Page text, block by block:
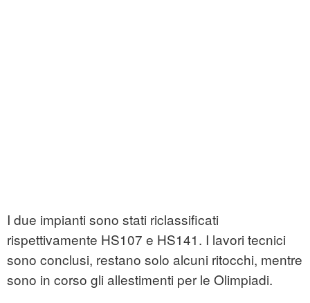
I due impianti sono stati riclassificati
rispettivamente HS107 e HS141. I lavori tecnici
sono conclusi, restano solo alcuni ritocchi, mentre
sono in corso gli allestimenti per le Olimpiadi.